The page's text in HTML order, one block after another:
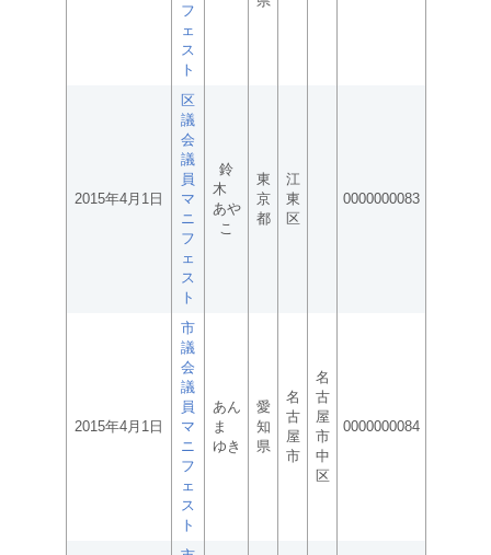
フ
ェ
ス
ト
2015年4月1日
区
議
会
議
員
マ
ニ
フ
ェ
ス
ト
鈴
木
あや
こ
東
京
都
江
東
区
0000000083
2015年4月1日
市
議
会
議
員
マ
ニ
フ
ェ
ス
ト
あん
ま
ゆき
愛
知
県
名
古
屋
市
名
古
屋
市
中
区
0000000084